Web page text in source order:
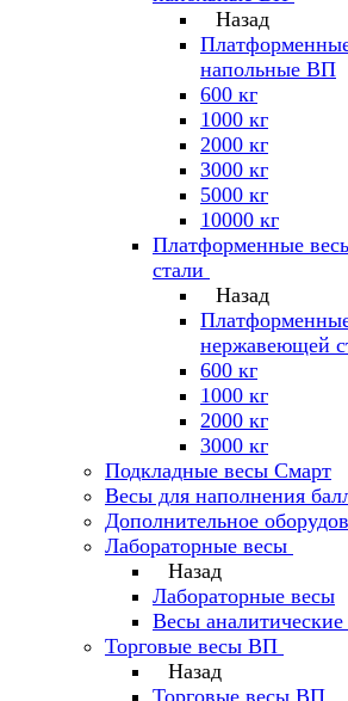
Назад
напольные ВП
600 кг
1000 кг
2000 кг
3000 кг
5000 кг
10000 кг
Платформенные
стали
Назад
нержавеющей
600 кг
1000 кг
2000 кг
3000 кг
Подкладные весы Смарт
Весы для наполнения
Дополнительное
Лабораторные весы
Назад
Лабораторные весы
Весы
Торговые весы ВП
Назад
Торговые весы ВП